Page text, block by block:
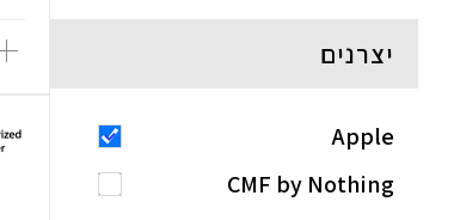
יצרנים
Apple
CMF by Nothing